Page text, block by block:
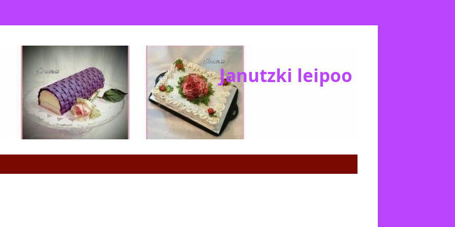
Janutzki leipoo